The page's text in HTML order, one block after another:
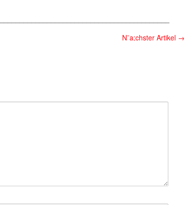
N¨a;chster Artikel →